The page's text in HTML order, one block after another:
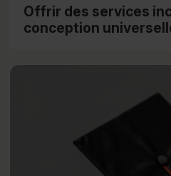
Offrir des services
conception